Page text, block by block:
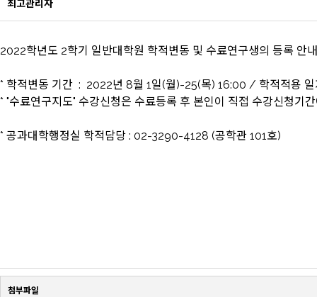
최고관리자
2022학년도 2학기 일반대학원 학적변동 및 수료연구생의 등록 안
* 학적변동 기간 : 2022년 8월 1일(월)-25(목) 16:00 / 학적적용
* "수료연구지도" 수강신청은 수료등록 후 본인이 직접 수강신청기
* 공과대학행정실 학적담당 : 02-3290-4128 (공학관 101호)
첨부파일